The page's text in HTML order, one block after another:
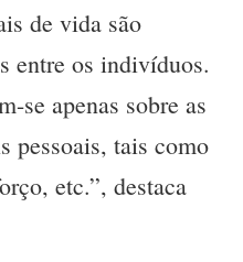
de vida são
entre os indivíduos.
se apenas sobre as
pessoais, tais como
etc.”, destaca